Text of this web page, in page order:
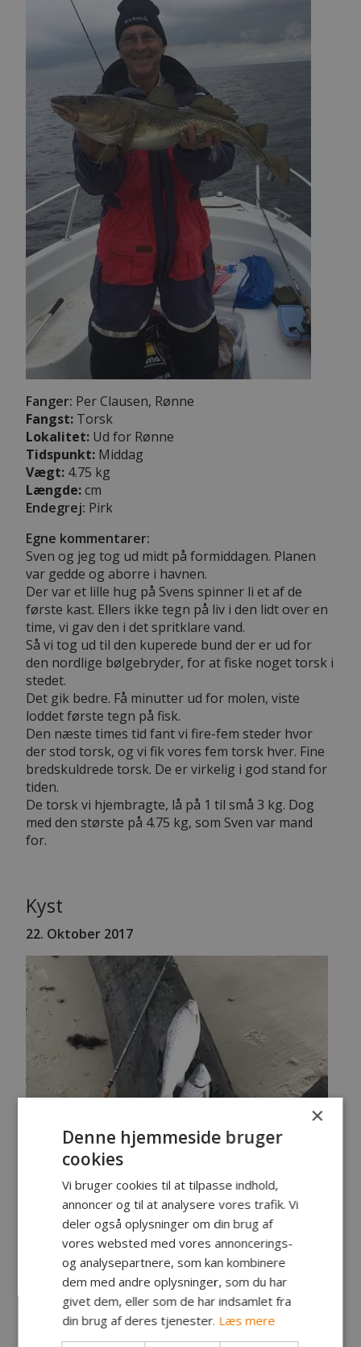
Fanger: Per Clausen, Rønne
Fangst: Torsk
Lokalitet: Ud for Rønne
Tidspunkt: Middag
Vægt: 4.75 kg
Længde:cm
Endegrej: Pirk
Egne kommentarer:
Sven og jeg tog ud midt på formiddagen. Planen
var gedde og aborre i havnen.
Der var et lille hug på Svens spinner li et af de
første kast. Ellers ikke tegn på liv i den lidt over en
time, vi gav den i det spritklare vand.
Så vi tog ud til den kuperede bund der er ud for
den nordlige bølgebryder, for at fiske noget torsk i
stedet.
Det gik bedre. Få minutter ud for molen, viste
loddet første tegn på fisk.
Den næste times tid fant vi fire-fem steder hvor
der stod torsk, og vi fik vores fem torsk hver. Fine
bredskuldrede torsk. De er virkelig i god stand for
tiden.
De torsk vi hjembragte, lå på 1 til små 3 kg. Dog
med den største på 4.75 kg, som Sven var mand
for.
Kyst
22. Oktober 2017
×
Denne hjemmeside bruger
cookies
Vi bruger cookies til at tilpasse indhold,
annoncer og til at analysere vores trafik. Vi
deler også oplysninger om din brug af
vores websted med vores annoncerings-
og analysepartnere, som kan kombinere
dem med andre oplysninger, som du har
givet dem, eller som de har indsamlet fra
din brug af deres tjenester. Læs mere